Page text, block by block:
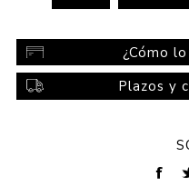
¿Cómo
Plazos y